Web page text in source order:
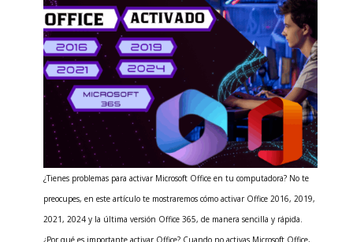
¿Tienes problemas para activar Microsoft Office en tu computadora? No te
preocupes, en este artículo te mostraremos cómo activar Office 2016, 2019,
2021, 2024 y la última versión Office 365, de manera sencilla y rápida.
¿Por qué es importante activar Office? Cuando no activas Microsoft Office,